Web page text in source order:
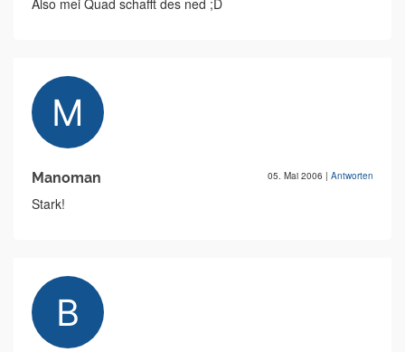
Also mei Quad schafft des ned ;D
Manoman 05. Mai 2006 | Antworten
Stark!